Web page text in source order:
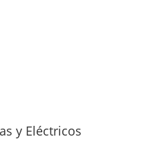
y Eléctricos